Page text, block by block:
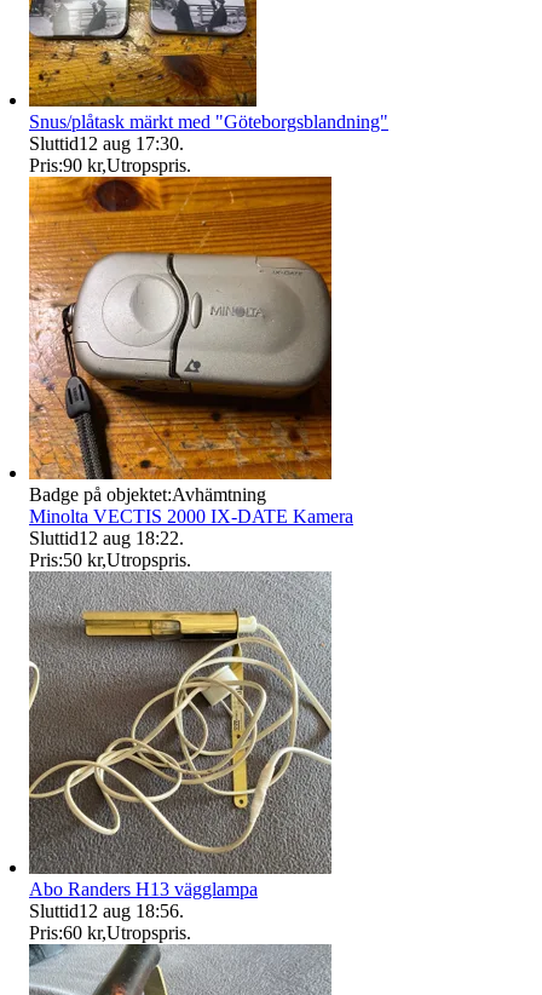
Snus/plåtask märkt med "Göteborgsblandning"
Sluttid12 aug 17:30.
Pris:90 kr,Utropspris.
Badge på objektet:Avhämtning
Minolta VECTIS 2000 IX-DATE Kamera
Sluttid12 aug 18:22.
Pris:50 kr,Utropspris.
Abo Randers H13 vägglampa
Sluttid12 aug 18:56.
Pris:60 kr,Utropspris.